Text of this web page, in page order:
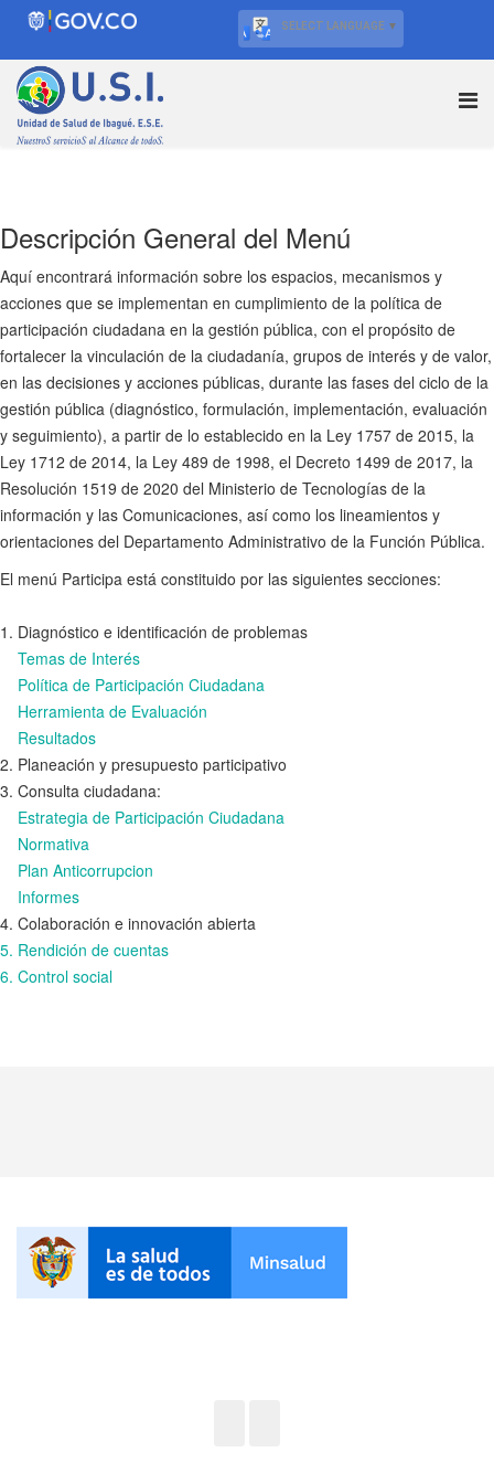
SELECT LANGUAGE ▼
Descripción General del Menú
Aquí encontrará información sobre los espacios, mecanismos y
acciones que se implementan en cumplimiento de la política de
participación ciudadana en la gestión pública, con el propósito de
fortalecer la vinculación de la ciudadanía, grupos de interés y de valor,
en las decisiones y acciones públicas, durante las fases del ciclo de la
gestión pública (diagnóstico, formulación, implementación, evaluación
y seguimiento), a partir de lo establecido en la Ley 1757 de 2015, la
Ley 1712 de 2014, la Ley 489 de 1998, el Decreto 1499 de 2017, la
Resolución 1519 de 2020 del Ministerio de Tecnologías de la
información y las Comunicaciones, así como los lineamientos y
orientaciones del Departamento Administrativo de la Función Pública.
El menú Participa está constituido por las siguientes secciones:
1. Diagnóstico e identificación de problemas
Temas de Interés
Política de Participación Ciudadana
Herramienta de Evaluación
Resultados
2. Planeación y presupuesto participativo
3. Consulta ciudadana:
Estrategia de Participación Ciudadana
Normativa
Plan Anticorrupcion
Informes
4. Colaboración e innovación abierta
5. Rendición de cuentas
6. Control social